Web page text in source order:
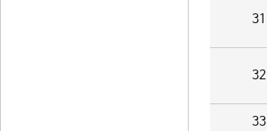
31
32
33